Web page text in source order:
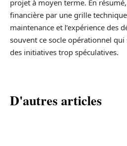
projet à moyen terme. En
financière par une grille
maintenance et l’expérience des
souvent ce socle opérationnel
des initiatives trop spéculatives.
D'autres articles